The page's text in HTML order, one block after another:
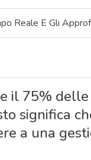
Reale E Gli
il 75% delle
significa
a una